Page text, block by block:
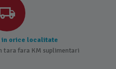
in orice localitate
tara fara KM suplimentari